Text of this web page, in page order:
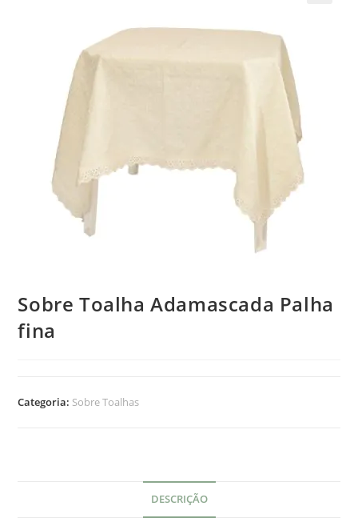
Sobre Toalha Adamascada Palha
fina
Categoria: Sobre Toalhas
DESCRIÇÃO